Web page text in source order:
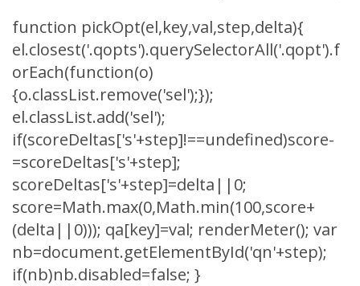
function pickOpt(el,key,val,step,delta){
el.closest('.qopts').querySelectorAll('.qopt').f
orEach(function(o)
{o.classList.remove('sel');});
el.classList.add('sel');
if(scoreDeltas['s'+step]!==undefined)score-
=scoreDeltas['s'+step];
scoreDeltas['s'+step]=delta||0;
score=Math.max(0,Math.min(100,score+
(delta||0))); qa[key]=val; renderMeter(); var
nb=document.getElementById('qn'+step);
if(nb)nb.disabled=false; }